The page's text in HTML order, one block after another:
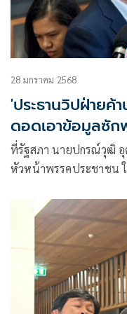
28 มกราคม 2568
'ประธานวิปฝ่ายค้
ดอดเอาข้อมูลซัก
ที่รัฐสภา นายปกรณ์วุฒิ
หัวหน้าพรรคประชาชน